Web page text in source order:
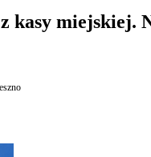
miejskiej.